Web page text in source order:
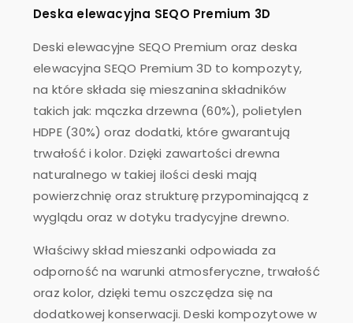
Deska elewacyjna SEQO Premium 3D
Deski elewacyjne SEQO Premium oraz deska
elewacyjna SEQO Premium 3D to kompozyty,
na które składa się mieszanina składników
takich jak: mączka drzewna (60%), polietylen
HDPE (30%) oraz dodatki, które gwarantują
trwałość i kolor. Dzięki zawartości drewna
naturalnego w takiej ilości deski mają
powierzchnię oraz strukturę przypominającą z
wyglądu oraz w dotyku tradycyjne drewno.
Właściwy skład mieszanki odpowiada za
odporność na warunki atmosferyczne, trwałość
oraz kolor, dzięki temu oszczędza się na
dodatkowej konserwacji. Deski kompozytowe w